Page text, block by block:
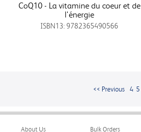
CoQ10 - La vitamine du coeur et de
l'énergie
ISBN13: 9782365490566
<< Previous 4 5
About Us Bulk Orders